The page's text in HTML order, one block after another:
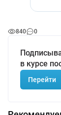
840 0
в курсе
Перейти